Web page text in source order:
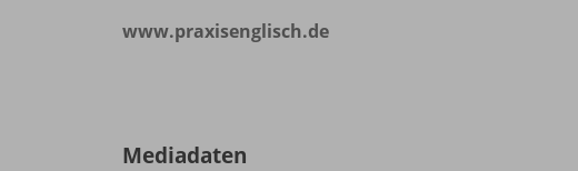
www.praxisenglisch.de
Mediadaten